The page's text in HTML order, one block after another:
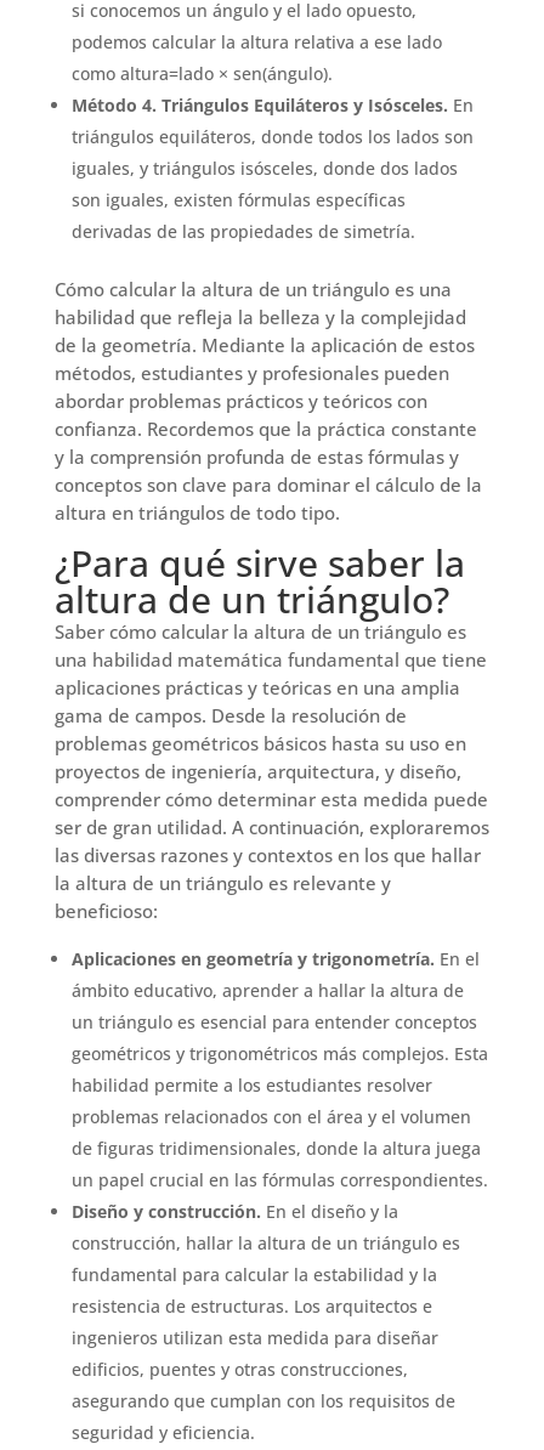
si conocemos un ángulo y el lado opuesto,
podemos calcular la altura relativa a ese lado
como altura=lado × sen(ángulo).
Método 4. Triángulos Equiláteros y Isósceles. En
triángulos equiláteros, donde todos los lados son
iguales, y triángulos isósceles, donde dos lados
son iguales, existen fórmulas específicas
derivadas de las propiedades de simetría.
Cómo calcular la altura de un triángulo es una
habilidad que refleja la belleza y la complejidad
de la geometría. Mediante la aplicación de estos
métodos, estudiantes y profesionales pueden
abordar problemas prácticos y teóricos con
confianza. Recordemos que la práctica constante
y la comprensión profunda de estas fórmulas y
conceptos son clave para dominar el cálculo de la
altura en triángulos de todo tipo.
¿Para qué sirve saber la
altura de un triángulo?
Saber cómo calcular la altura de un triángulo es
una habilidad matemática fundamental que tiene
aplicaciones prácticas y teóricas en una amplia
gama de campos. Desde la resolución de
problemas geométricos básicos hasta su uso en
proyectos de ingeniería, arquitectura, y diseño,
comprender cómo determinar esta medida puede
ser de gran utilidad. A continuación, exploraremos
las diversas razones y contextos en los que hallar
la altura de un triángulo es relevante y
beneficioso:
Aplicaciones en geometría y trigonometría. En el
ámbito educativo, aprender a hallar la altura de
un triángulo es esencial para entender conceptos
geométricos y trigonométricos más complejos. Esta
habilidad permite a los estudiantes resolver
problemas relacionados con el área y el volumen
de figuras tridimensionales, donde la altura juega
un papel crucial en las fórmulas correspondientes.
Diseño y construcción. En el diseño y la
construcción, hallar la altura de un triángulo es
fundamental para calcular la estabilidad y la
resistencia de estructuras. Los arquitectos e
ingenieros utilizan esta medida para diseñar
edificios, puentes y otras construcciones,
asegurando que cumplan con los requisitos de
seguridad y eficiencia.